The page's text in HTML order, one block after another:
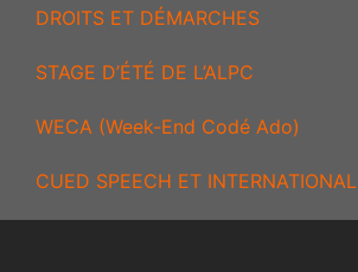
DROITS ET DÉMARCHES
STAGE D’ÉTÉ DE L’ALPC
WECA (Week-End Codé Ado)
CUED SPEECH ET INTERNATIONAL